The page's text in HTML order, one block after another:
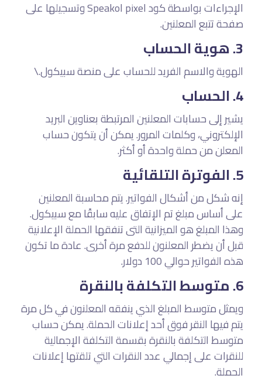
الإجراءات بواسطة كود Speakol pixel وتسجيلها على
صفحة تتبع المعلنين.
3. هوية الحساب
الهوية والاسم الفريد للحساب على منصة سبيكول.\
4. الحساب
يشير إلى حسابات المعلنين المرتبطة بعناوين البريد
الإلكتروني، وكلمات المرور. يمكن أن يتكون حساب
المعلن من حملة واحدة أو أكثر.
5. الفوترة التلقائية
إنه شكل من أشكال الفواتير. يتم محاسبة المعلنين
على أساس مبلغ تم الإتفاق عليه سابقًا مع سبيكول.
وهذا المبلغ هو الميزانية التى تنفقها الحملة الإعلانية
قبل أن يضطر المعلنون للدفع مرة أخرى. عادة ما تكون
هذه الفواتير حوالي 100 دولار.
6. متوسط التكلفة بالنقرة
ويمثل متوسط المبلغ الذي ينفقه المعلنون في كل مرة
يتم فيها النقر فوق أحد إعلانات الحملة. يمكن حساب
متوسط التكلفة بالنقرة بقسمة التكلفة الإجمالية
للنقرات على إجمالي عدد النقرات التي تلقتها إعلانات
الحملة.